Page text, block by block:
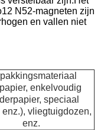
N52-magneten zijn
en vallen niet
enkelvoudig
speciaal
enz.), vliegtuigdozen,
enz.